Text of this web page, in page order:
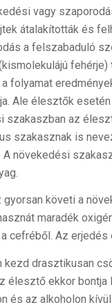
vagy
átalakították és
a felszabaduló
folyamat
Ale élesztők
szakaszban az
szakasznak is
növekedési
követi a
maradék
cefréből. Az erjedés
kezd drasztikusan
élesztő ekkor
és az alkoholon